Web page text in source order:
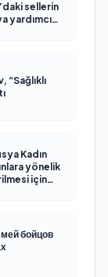
sellerin
yardımcı
“Sağlıklı
Kadın
yönelik
için
бойцов